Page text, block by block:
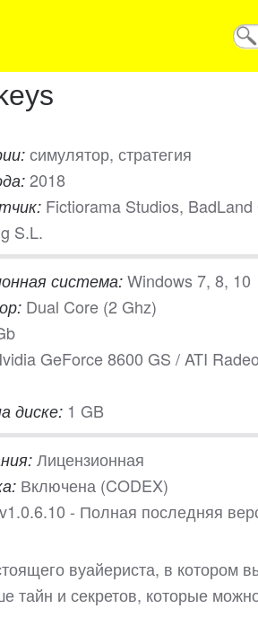
симулятор, стратегия
2018
Fictiorama Studios, BadLand
S.L.
система: Windows 7, 8, 10
Dual Core (2 Ghz)
GeForce 8600 GS / ATI
диске: 1 GB
Лицензионная
Включена (CODEX)
v1.0.6.10 - Полная последняя
вуайериста, в котором
тайн и секретов, которые